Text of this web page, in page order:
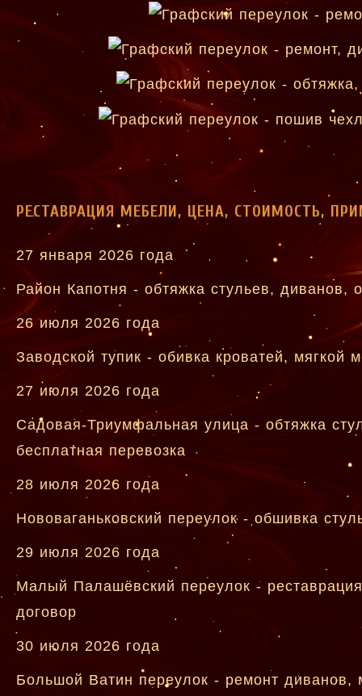
РЕСТАВРАЦИЯ МЕБЕЛИ, ЦЕНА, СТОИМОСТЬ,
27 января 2026 года
Район Капотня - обтяжка стульев,
26 июля 2026 года
Заводской тупик - обивка кроватей, мягкой
27 июля 2026 года
Садовая-Триумфальная улица - обтяжка
бесплатная перевозка
28 июля 2026 года
Нововаганьковский переулок - обшивка
29 июля 2026 года
Малый Палашёвский переулок -
договор
30 июля 2026 года
Большой Ватин переулок - ремонт диванов,